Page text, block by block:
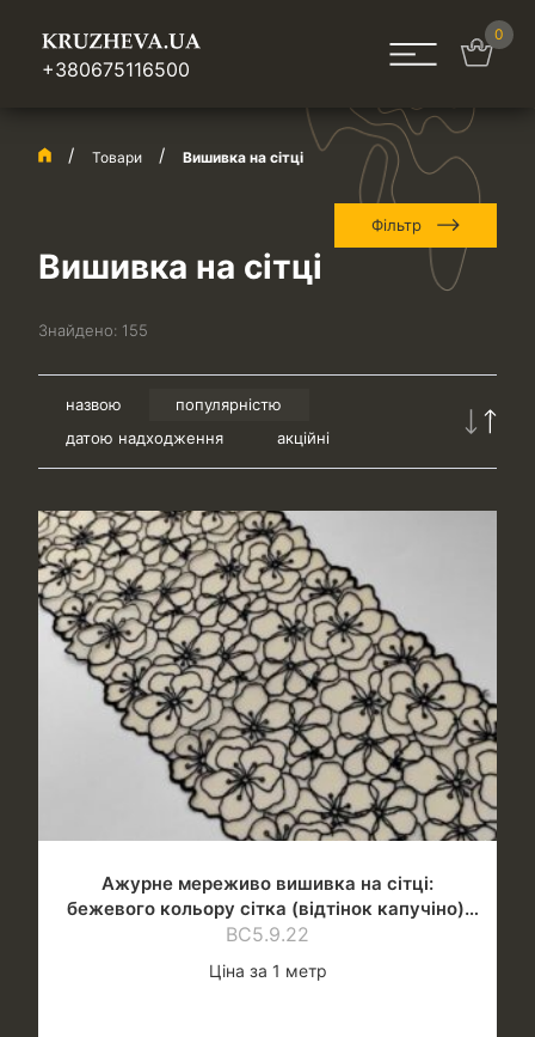
+380675116500
0
Товари Вишивка на сітці
Фільтр
Вишивка на сітці
Знайдено: 155
назвою
популярністю
датою надходження
акційні
Ажурне мереживо вишивка на сітці:
бежевого кольору сітка (відтінок капучіно),
чорна нитка
ВС5.9.22
Ціна за 1 метр